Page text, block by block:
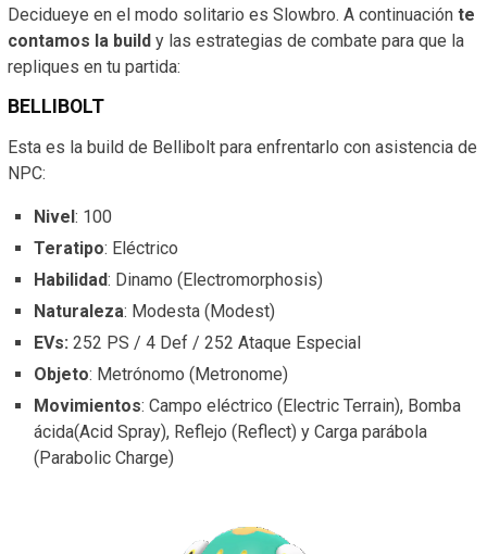
Decidueye en el modo solitario es Slowbro. A continuación te
contamos la build y las estrategias de combate para que la
repliques en tu partida:
BELLIBOLT
Esta es la build de Bellibolt para enfrentarlo con asistencia de
NPC:
Nivel: 100
Teratipo: Eléctrico
Habilidad: Dinamo (Electromorphosis)
Naturaleza: Modesta (Modest)
EVs: 252 PS / 4 Def / 252 Ataque Especial
Objeto: Metrónomo (Metronome)
Movimientos: Campo eléctrico (Electric Terrain), Bomba
ácida(Acid Spray), Reflejo (Reflect) y Carga parábola
(Parabolic Charge)